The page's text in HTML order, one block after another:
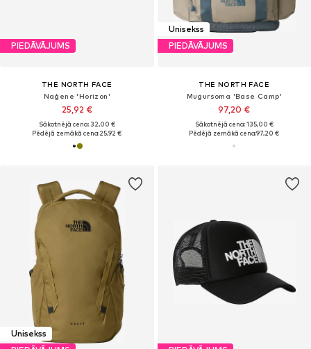
PIEDĀVĀJUMS
THE NORTH FACE
Naģene 'Horizon'
25,92 €
Sākotnējā cena: 32,00 €
Pēdējā zemākā cena:25,92 €
Unisekss
PIEDĀVĀJUMS
THE NORTH FACE
Mugursoma 'Base Camp'
97,20 €
Sākotnējā cena: 135,00 €
Pēdējā zemākā cena:97,20 €
Unisekss